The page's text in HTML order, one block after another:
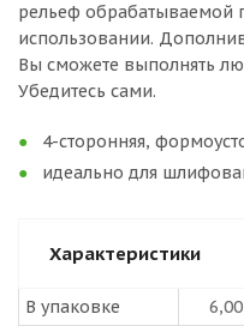
рельеф обрабатываемой
использовании.
Вы сможете выполнять
Убедитесь сами.
4-сторонняя,
идеально для
Характеристики
В упаковке